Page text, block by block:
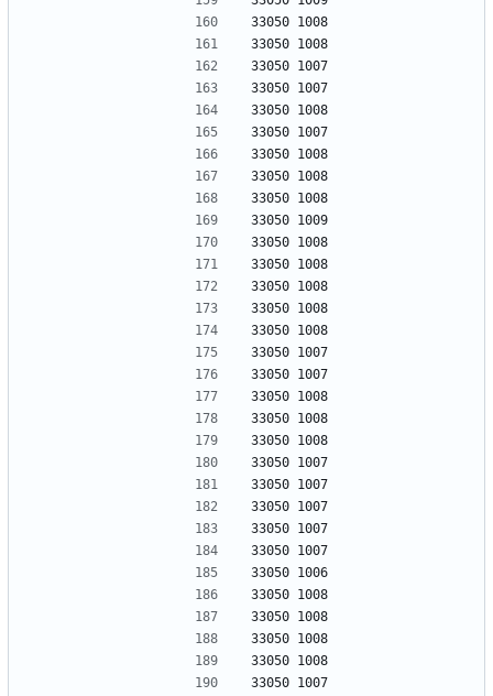
33050 1008
33050 1008
33050 1007
33050 1007
33050 1008
33050 1007
33050 1008
33050 1008
33050 1008
33050 1009
33050 1008
33050 1008
33050 1008
33050 1008
33050 1008
33050 1007
33050 1007
33050 1008
33050 1008
33050 1008
33050 1007
33050 1007
33050 1007
33050 1007
33050 1007
33050 1006
33050 1008
33050 1008
33050 1008
33050 1008
33050 1007